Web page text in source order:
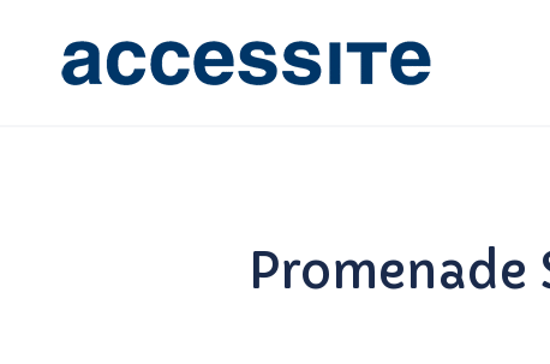
Promenade